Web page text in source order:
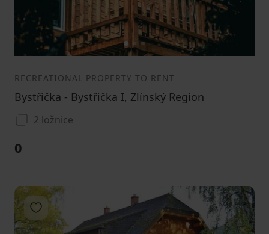
12 3
RECREATIONAL PROPERTY TO RENT
Bystřička - Bystřička I, Zlínský Region
2 ložnice
0
Add to favorites